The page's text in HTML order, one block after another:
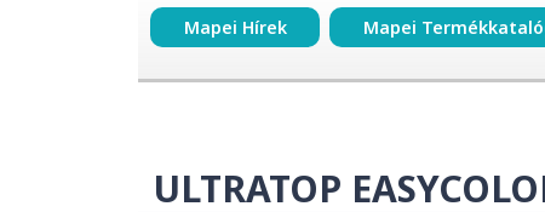
Mapei Hírek Mapei
ULTRATOP